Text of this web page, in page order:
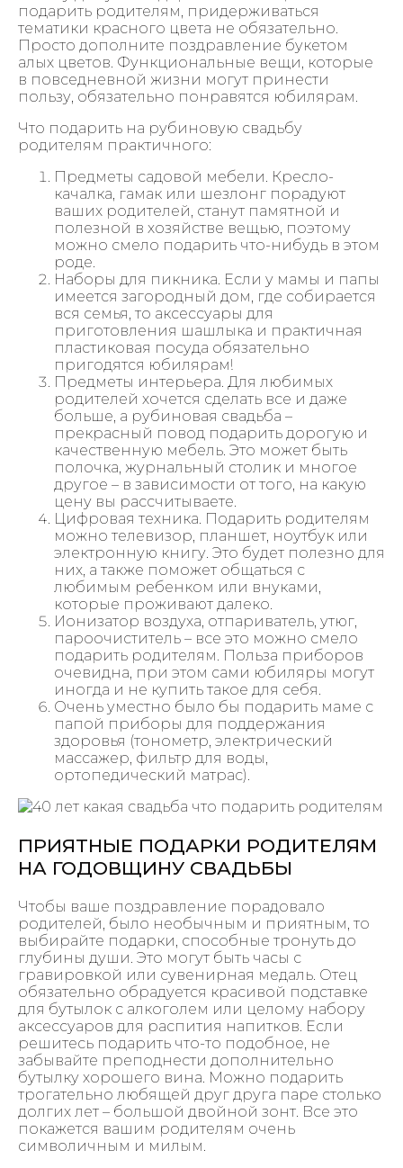
подарить родителям, придерживаться
тематики красного цвета не обязательно.
Просто дополните поздравление букетом
алых цветов. Функциональные вещи, которые
в повседневной жизни могут принести
пользу, обязательно понравятся юбилярам.
Что подарить на рубиновую свадьбу
родителям практичного:
Предметы садовой мебели. Кресло-
качалка, гамак или шезлонг порадуют
ваших родителей, станут памятной и
полезной в хозяйстве вещью, поэтому
можно смело подарить что-нибудь в этом
роде.
Наборы для пикника. Если у мамы и папы
имеется загородный дом, где собирается
вся семья, то аксессуары для
приготовления шашлыка и практичная
пластиковая посуда обязательно
пригодятся юбилярам!
Предметы интерьера. Для любимых
родителей хочется сделать все и даже
больше, а рубиновая свадьба –
прекрасный повод подарить дорогую и
качественную мебель. Это может быть
полочка, журнальный столик и многое
другое – в зависимости от того, на какую
цену вы рассчитываете.
Цифровая техника. Подарить родителям
можно телевизор, планшет, ноутбук или
электронную книгу. Это будет полезно для
них, а также поможет общаться с
любимым ребенком или внуками,
которые проживают далеко.
Ионизатор воздуха, отпариватель, утюг,
пароочиститель – все это можно смело
подарить родителям. Польза приборов
очевидна, при этом сами юбиляры могут
иногда и не купить такое для себя.
Очень уместно было бы подарить маме с
папой приборы для поддержания
здоровья (тонометр, электрический
массажер, фильтр для воды,
ортопедический матрас).
ПРИЯТНЫЕ ПОДАРКИ РОДИТЕЛЯМ
НА ГОДОВЩИНУ СВАДЬБЫ
Чтобы ваше поздравление порадовало
родителей, было необычным и приятным, то
выбирайте подарки, способные тронуть до
глубины души. Это могут быть часы с
гравировкой или сувенирная медаль. Отец
обязательно обрадуется красивой подставке
для бутылок с алкоголем или целому набору
аксессуаров для распития напитков. Если
решитесь подарить что-то подобное, не
забывайте преподнести дополнительно
бутылку хорошего вина. Можно подарить
трогательно любящей друг друга паре столько
долгих лет – большой двойной зонт. Все это
покажется вашим родителям очень
символичным и милым.